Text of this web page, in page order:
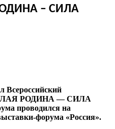
– СИЛА
Всероссийский
РОДИНА — СИЛА
проводился на
форума «Россия».